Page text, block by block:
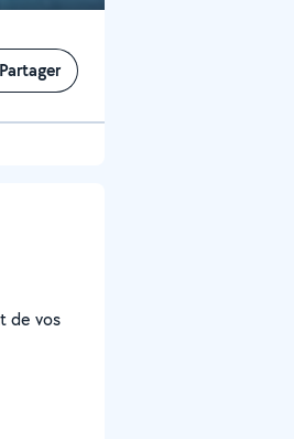
Partager
Partager
de vos